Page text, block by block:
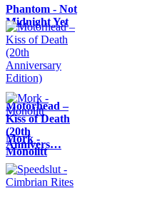
Phantom - Not
Midnight Yet
Motörhead –
Kiss of Death
(20th
Annivers…
Mork -
Monolitt